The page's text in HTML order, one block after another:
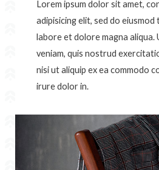
Lorem ipsum dolor sit amet,
adipisicing elit, sed do
labore et dolore magna aliqua.
veniam, quis nostrud
nisi ut aliquip ex ea commodo
irure dolor in.